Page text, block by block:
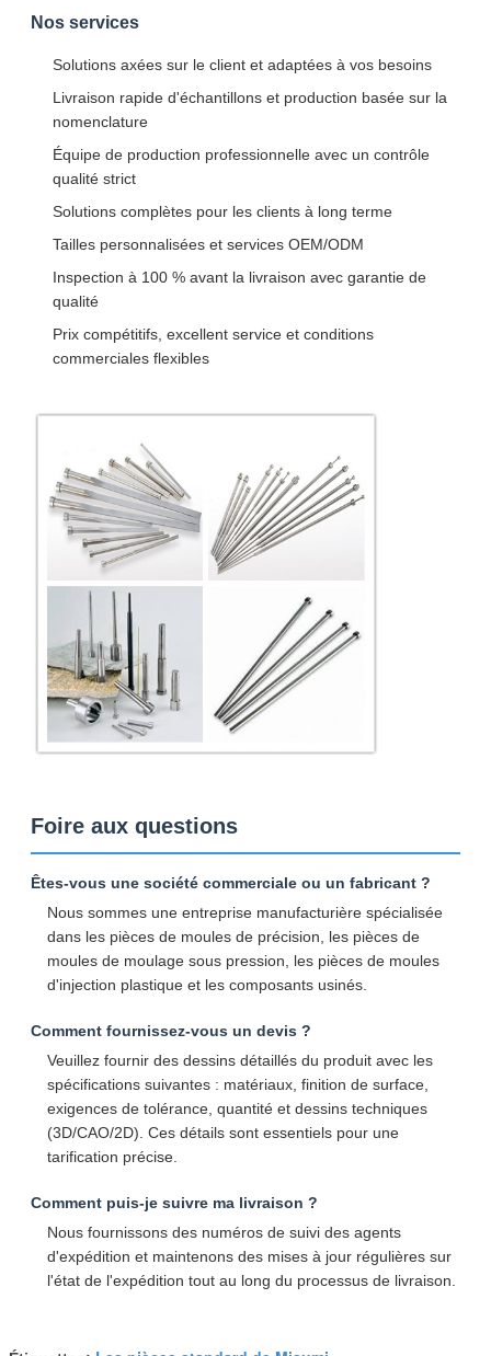
Nos services
Solutions axées sur le client et adaptées à vos besoins
Livraison rapide d'échantillons et production basée sur la
nomenclature
Équipe de production professionnelle avec un contrôle
qualité strict
Solutions complètes pour les clients à long terme
Tailles personnalisées et services OEM/ODM
Inspection à 100 % avant la livraison avec garantie de
qualité
Prix compétitifs, excellent service et conditions
commerciales flexibles
Foire aux questions
Êtes-vous une société commerciale ou un fabricant ?
Nous sommes une entreprise manufacturière spécialisée
dans les pièces de moules de précision, les pièces de
moules de moulage sous pression, les pièces de moules
d'injection plastique et les composants usinés.
Comment fournissez-vous un devis ?
Veuillez fournir des dessins détaillés du produit avec les
spécifications suivantes : matériaux, finition de surface,
exigences de tolérance, quantité et dessins techniques
(3D/CAO/2D). Ces détails sont essentiels pour une
tarification précise.
Comment puis-je suivre ma livraison ?
Nous fournissons des numéros de suivi des agents
d'expédition et maintenons des mises à jour régulières sur
l'état de l'expédition tout au long du processus de livraison.